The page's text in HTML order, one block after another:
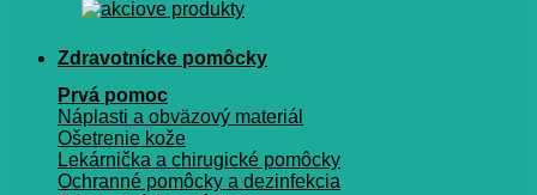
Zdravotnícke pomôcky
Prvá pomoc
Náplasti a obväzový materiál
Ošetrenie kože
Lekárnička a chirugické pomôcky
Ochranné pomôcky a dezinfekcia